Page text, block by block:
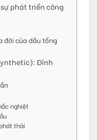
phát triển công
đời của dầu tổng
Đỉnh
nghiệt
thải